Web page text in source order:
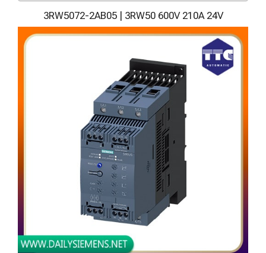
3RW5072-2AB05 | 3RW50 600V 210A 24V